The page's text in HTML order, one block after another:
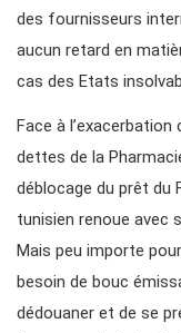
des fournisseurs
aucun retard en
cas des Etats
Face à
dettes de la
déblocage du prêt du
tunisien renoue avec
Mais peu importe
besoin de bouc
dédouaner et de se